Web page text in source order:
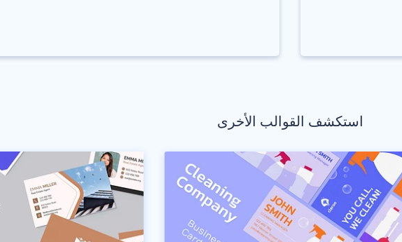
استكشف القوالب الأخرى